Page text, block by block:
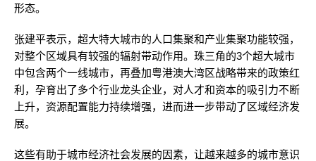
形态。
张建平表示，超大特大城市的人口集聚和产业集聚功能较强，
对整个区域具有较强的辐射带动作用。珠三角的3个超大城市
中包含两个一线城市，再叠加粤港澳大湾区战略带来的政策红
利，孕育出了多个行业龙头企业，对人才和资本的吸引力不断
上升，资源配置能力持续增强，进而进一步带动了区域经济发
展。
这些有助于城市经济社会发展的因素，让越来越多的城市意识